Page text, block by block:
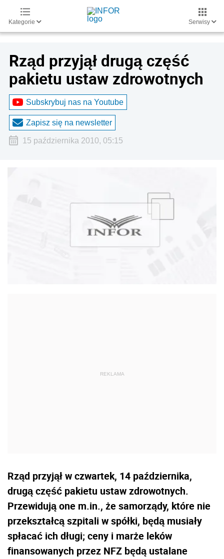
Kategorie Serwisy
Rząd przyjął drugą część
pakietu ustaw zdrowotnych
Subskrybuj nas na Youtube
Zapisz się na newsletter
15 października 2010, 05:15
Rząd przyjął w czwartek, 14 października,
drugą część pakietu ustaw zdrowotnych.
Przewidują one m.in., że samorządy, które nie
przekształcą szpitali w spółki, będą musiały
spłacać ich długi; ceny i marże leków
finansowanych przez NFZ będą ustalane